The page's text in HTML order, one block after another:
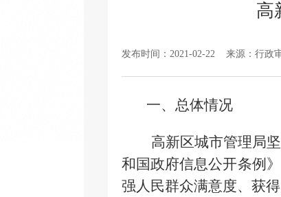
高
发布时间：2021-02-22 来源：行政
一、 总体情况
高新区城市管理局
和国政府信息公开条例
强人民群众满意度、获